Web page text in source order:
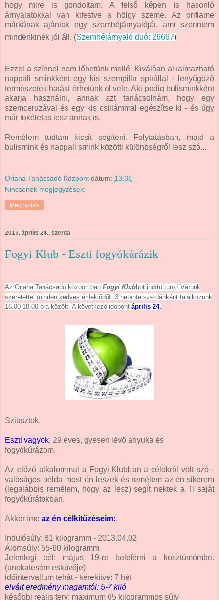
hogy mire is gondoltam. A felső képen is hasonló
árnyalatokkal van kifestve a hölgy szeme. Az oriflame
márkának ajánlok egy szemhéjárnyalóját, ami szerintem
mindenkinek jól áll. (Szemhéjárnyaló duó: 26667)
Ezzel a színnel nem lőhetünk mellé. Kiválóan alkalmazható
nappali sminkként egy kis szempilla spirállal - lenyűgöző
természetes hatást érhetünk el vele. Aki pedig bulisminkként
akarja használni, annak azt tanácsolnám, hogy egy
szemceruzával és egy kis csillámmal egészítse ki - és úgy
már tökéletes lesz annak is.
Remélem tudtam kicsit segíteni. Folytatásban, majd a
bulismink és nappali smink közötti különbségről lesz szó...
Oriana Tanácsadó Központ dátum: 13:36
Nincsenek megjegyzések:
Megosztás
2013. április 24., szerda
Fogyi Klub - Eszti fogyókúrázik
Az Oriana Tanácsadó központban Fogyi Klubbot indítottunk! Várunk
szeretettel minden kedves érdeklődőt. 3 hetente szerdánként találkozunk
16.00-18.00 óra között. A következő időpont április 24.
Sziasztok,
Eszti vagyok, 29 éves, gyesen lévő anyuka és
fogyókúrázom.
Az előző alkalommal a Fogyi Klubban a célokról volt szó -
valóságos példa most én leszek és remélem az én sikerem
(legalábbis remélem, hogy az lesz) segít nektek a Ti saját
fogyókúrátokban.
Akkor íme az én célkitűzéseim:
Indulósúly: 81 kilogramm - 2013.04.02
Álomsúly: 55-60 kilogramm
Jelenlegi cél: május 19-re beleférni a kosztümömbe.
(unokatesóm esküvője)
időintervallum tehát - kerekítve: 7 hét
elvárt eredmény magamtól: 5-7 kiló
későbbi reális terv: maximum 65 kilogrammos súly